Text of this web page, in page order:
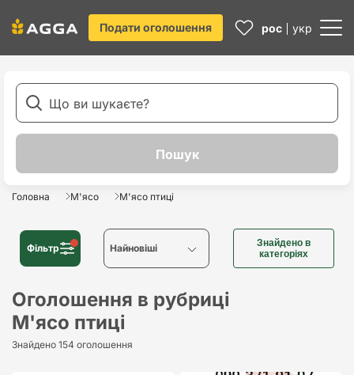
Подати оголошення рос укр
Головна М'ясо М'ясо птиці
Фільтр Найновіші
Найновіші
Найстаріші
Знайдено в
категоріях
Оголошення в рубриці
М'ясо птиці
Знайдено 154 оголошення